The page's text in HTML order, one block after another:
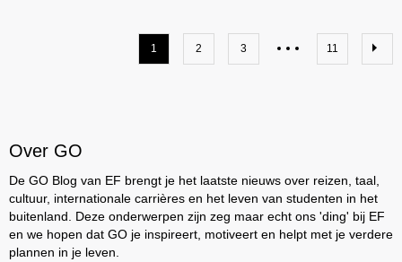
1 2 3 11
Over GO
De GO Blog van EF brengt je het laatste nieuws over reizen, taal,
cultuur, internationale carrières en het leven van studenten in het
buitenland. Deze onderwerpen zijn zeg maar echt ons 'ding' bij EF
en we hopen dat GO je inspireert, motiveert en helpt met je verdere
plannen in je leven.